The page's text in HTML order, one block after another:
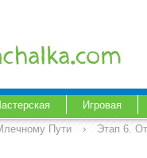
Игровая
Пути ›
Этап 6.